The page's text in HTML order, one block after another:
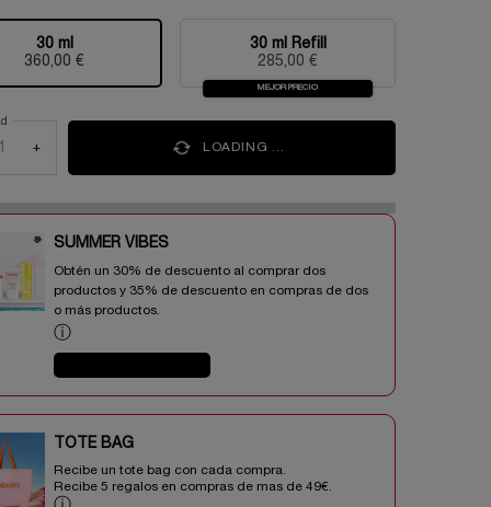
Selecionado
30 ml
360,00 €
, 1 of 2 Selecionado
30 ml Refill
285,00 €
MEJOR PRECIO
, 2 of 2
+ LOADING ...
SUMMER VIBES​
Obtén un 30% de descuento al comprar dos
productos y 35% de descuento en compras de dos
o más productos.​
ⓘ
TOTE BAG​​
Recibe un tote bag con cada compra.
Recibe 5 regalos en compras de mas de 49€.​